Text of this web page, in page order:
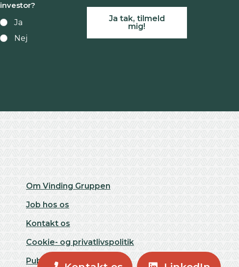
investor?
Ja
Nej
Ja tak, tilmeld
mig!
Om Vinding Gruppen
Job hos os
Kontakt os
Cookie- og privatlivspolitik
Publikationer